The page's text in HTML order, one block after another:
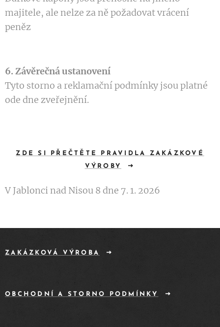
majitele, ale nelze za ně požadovat vrácení
peněz
6. Závěrečná ustanovení
Tyto storno a reklamační podmínky jsou platné
ode dne zveřejnění.
ZDE SI PŘEČTĚTE PRAVIDLA ZAKÁZKOVÉ
VÝROBY
V Jablonci nad Nisou 8 dne 7. 1. 2026
ZAKÁZKOVÁ VÝROBA
OBCHODNÍ A STORNO PODMÍNKY